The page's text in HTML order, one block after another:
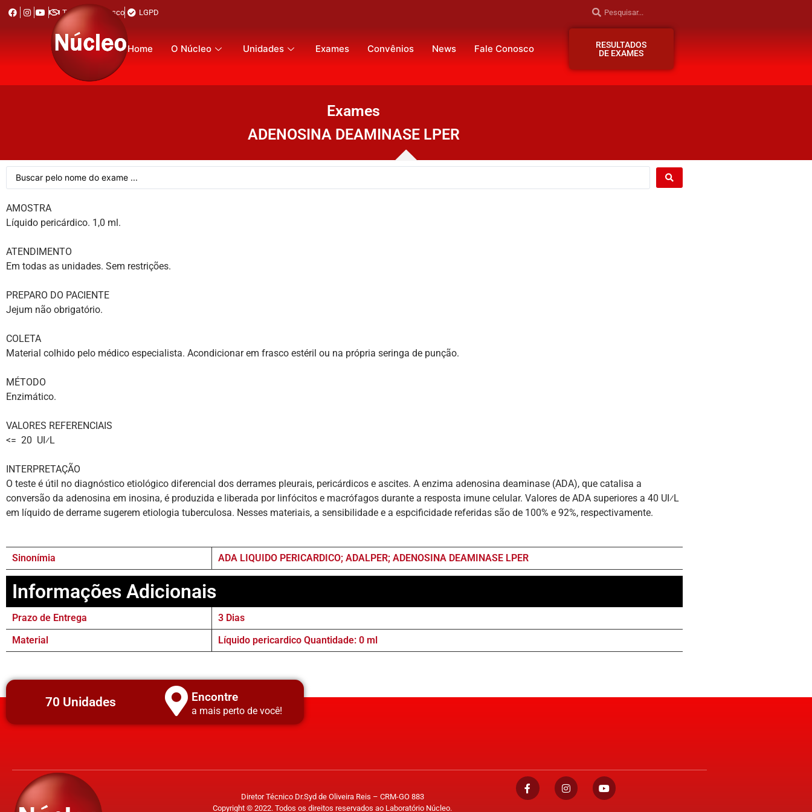
Trabalhe Conosco LGPD
Home O Núcleo Unidades Exames Convênios News Fale Conosco
RESULTADOS
DE EXAMES
Exames
ADENOSINA DEAMINASE LPER
AMOSTRA
Líquido pericárdico. 1,0 ml.
ATENDIMENTO
Em todas as unidades. Sem restrições.
PREPARO DO PACIENTE
Jejum não obrigatório.
COLETA
Material colhido pelo médico especialista. Acondicionar em frasco estéril ou na própria seringa de punção.
MÉTODO
Enzimático.
VALORES REFERENCIAIS
<= 20 UI⁄L
INTERPRETAÇÃO
O teste é útil no diagnóstico etiológico diferencial dos derrames pleurais, pericárdicos e ascites. A enzima adenosina deaminase (ADA), que catalisa a
conversão da adenosina em inosina, é produzida e liberada por linfócitos e macrófagos durante a resposta imune celular. Valores de ADA superiores a 40 UI⁄L
em líquido de derrame sugerem etiologia tuberculosa. Nesses materiais, a sensibilidade e a espcificidade referidas são de 100% e 92%, respectivamente.
Sinonímia ADA LIQUIDO PERICARDICO; ADALPER; ADENOSINA DEAMINASE LPER
Informações Adicionais
Prazo de Entrega
3 Dias
Material
Líquido pericardico Quantidade: 0 ml
70 Unidades Encontre
a mais perto de você!
Diretor Técnico Dr.Syd de Oliveira Reis – CRM-GO 883
Copyright © 2022. Todos os direitos reservados ao Laboratório Núcleo.